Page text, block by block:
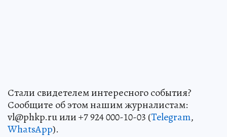
Стали свидетелем интересного события?
Сообщите об этом нашим журналистам:
vl@phkp.ru или +7 924 000-10-03 (Telegram,
WhatsApp).